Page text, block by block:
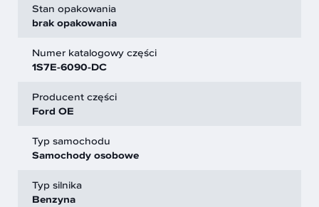
Stan opakowania
brak opakowania
Numer katalogowy części
1S7E-6090-DC
Producent części
Ford OE
Typ samochodu
Samochody osobowe
Typ silnika
Benzyna